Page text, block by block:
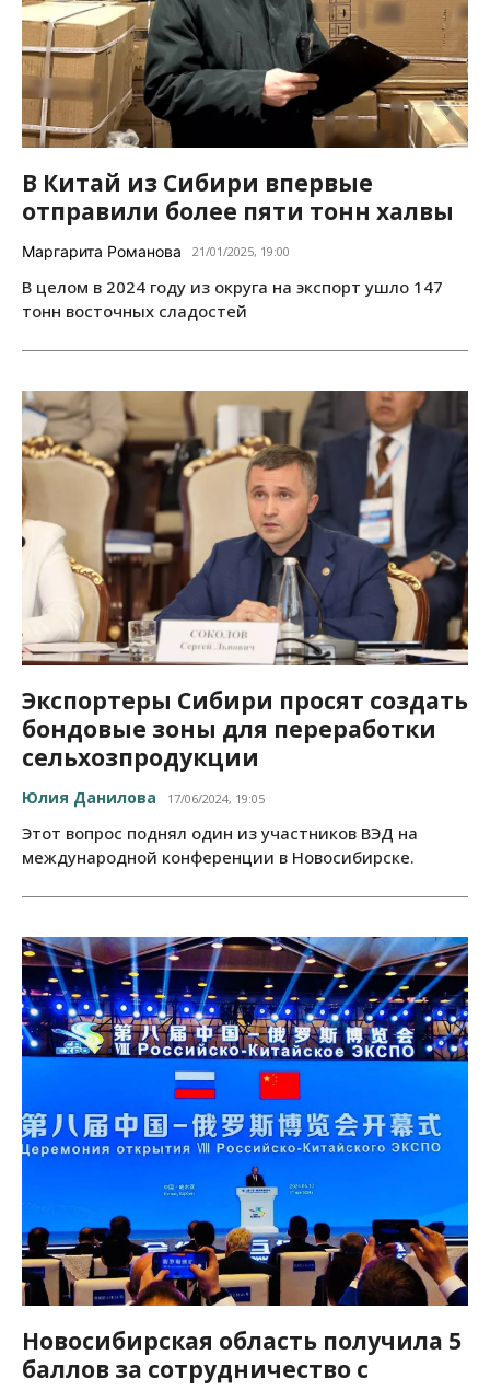
В Китай из Сибири впервые
отправили более пяти тонн халвы
Маргарита Романова 21/01/2025, 19:00
В целом в 2024 году из округа на экспорт ушло 147
тонн восточных сладостей
Экспортеры Сибири просят создать
бондовые зоны для переработки
сельхозпродукции
Юлия Данилова 17/06/2024, 19:05
Этот вопрос поднял один из участников ВЭД на
международной конференции в Новосибирске.
Новосибирская область получила 5
баллов за сотрудничество с